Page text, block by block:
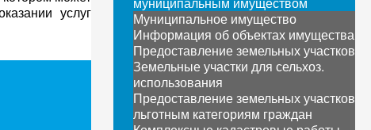
услуг
Муниципальное имущество
Информация об объектах имущества
Предоставление земельных участков
Земельные участки для сельхоз.
использования
Предоставление земельных участков
льготным категориям граждан